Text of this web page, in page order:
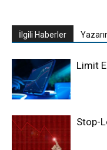
İlgili Haberler
Limit
Stop-